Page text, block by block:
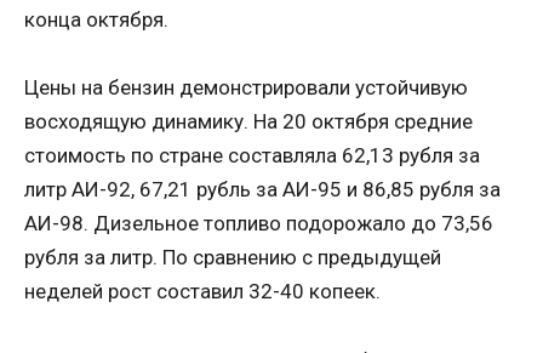
конца октября.
Цены на бензин демонстрировали устойчивую
восходящую динамику. На 20 октября средние
стоимость по стране составляла 62,13 рубля за
литр АИ-92, 67,21 рубль за АИ-95 и 86,85 рубля за
АИ-98. Дизельное топливо подорожало до 73,56
рубля за литр. По сравнению с предыдущей
неделей рост составил 32-40 копеек.